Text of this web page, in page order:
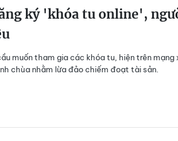
ký 'khóa tu online',
muốn tham gia các khóa tu, hiện trên mạng
chùa nhằm lừa đảo chiếm đoạt tài sản.